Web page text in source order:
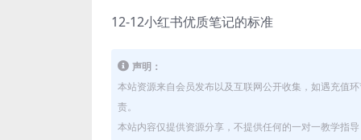
12-12小红书优质笔记的标准
声明：
本站资源来自会员发布以及互联网公开收集，如遇充值
责。
本站内容仅提供资源分享，不提供任何的一对一教学指